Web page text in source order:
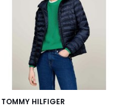
TOMMY HILFIGER
2